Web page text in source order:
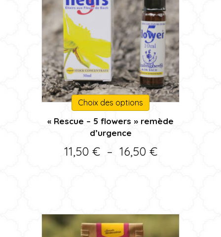
Choix des options
Ce
produit
a
variations.
Les
sur
« Rescue – 5 flowers » remède
d’urgence
11,50 € – 16,50 €Plage
à